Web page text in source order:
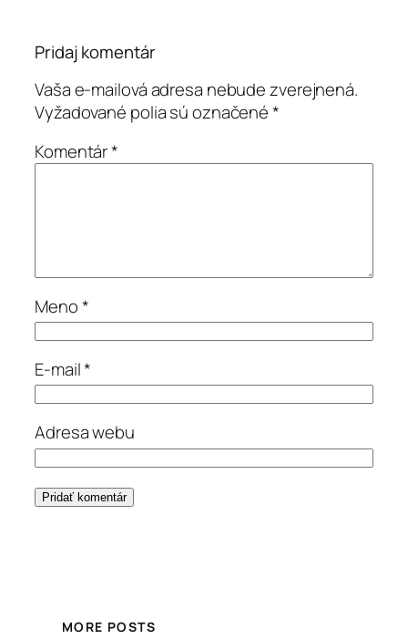
Pridaj komentár
Vaša e-mailová adresa nebude zverejnená.
Vyžadované polia sú označené*
Komentár*
Meno*
E-mail*
Adresa webu
MORE POSTS